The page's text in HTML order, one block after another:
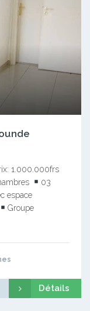
1.000.000frs
03
espace
Groupe
Détails